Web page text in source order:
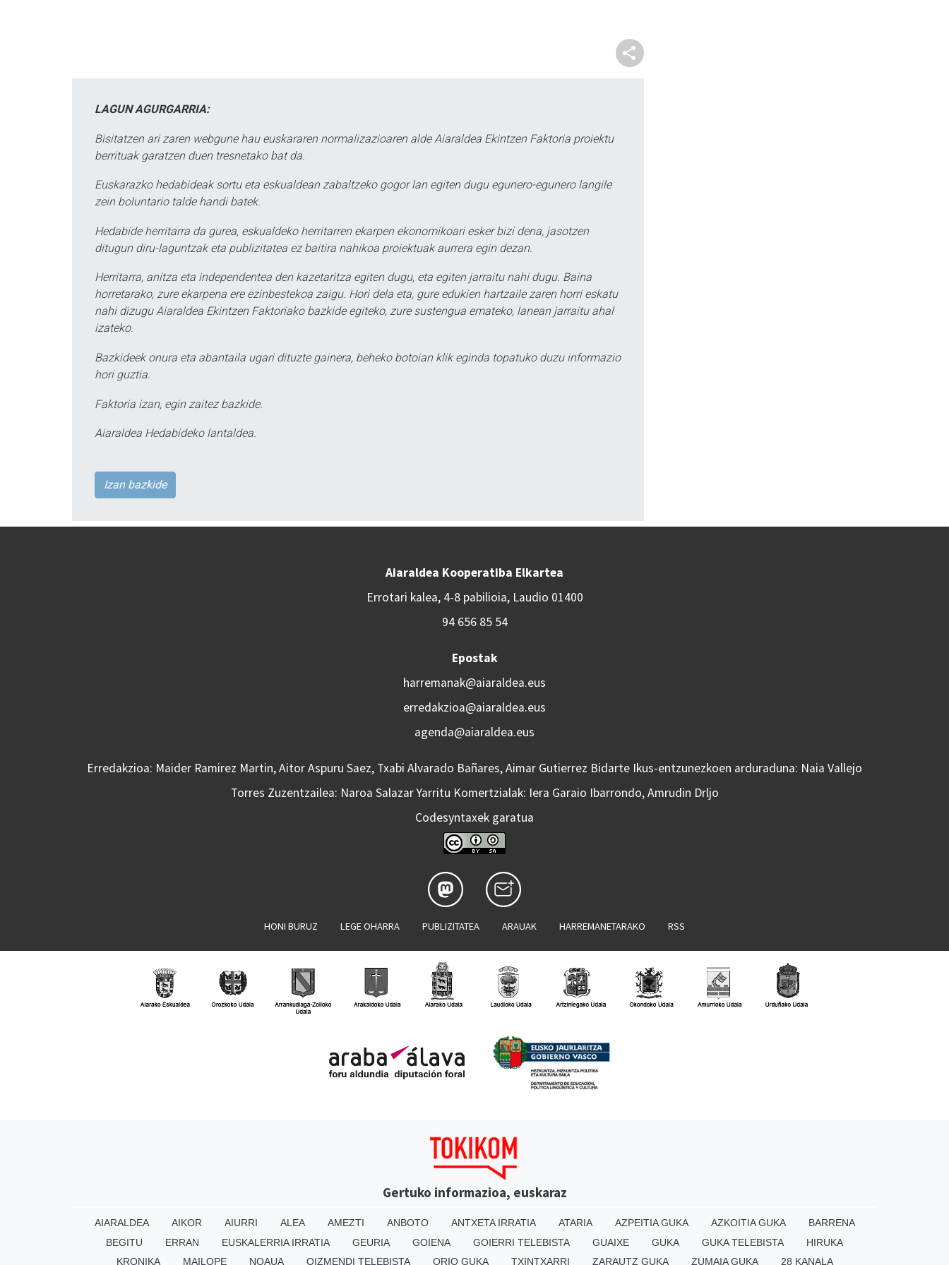
LAGUN AGURGARRIA:
Bisitatzen ari zaren webgune hau euskararen normalizazioaren alde Aiaraldea Ekintzen Faktoria proiektu
berrituak garatzen duen tresnetako bat da.
Euskarazko hedabideak sortu eta eskualdean zabaltzeko gogor lan egiten dugu egunero-egunero langile
zein boluntario talde handi batek.
Hedabide herritarra da gurea, eskualdeko herritarren ekarpen ekonomikoari esker bizi dena, jasotzen
ditugun diru-laguntzak eta publizitatea ez baitira nahikoa proiektuak aurrera egin dezan.
Herritarra, anitza eta independentea den kazetaritza egiten dugu, eta egiten jarraitu nahi dugu. Baina
horretarako, zure ekarpena ere ezinbestekoa zaigu. Hori dela eta, gure edukien hartzaile zaren horri eskatu
nahi dizugu Aiaraldea Ekintzen Faktoriako bazkide egiteko, zure sustengua emateko, lanean jarraitu ahal
izateko.
Bazkideek onura eta abantaila ugari dituzte gainera, beheko botoian klik eginda topatuko duzu informazio
hori guztia.
Faktoria izan, egin zaitez bazkide.
Aiaraldea Hedabideko lantaldea.
Izan bazkide
Aiaraldea Kooperatiba Elkartea
Errotari kalea, 4-8 pabilioia, Laudio 01400
94 656 85 54
Epostak
harremanak@aiaraldea.eus
erredakzioa@aiaraldea.eus
agenda@aiaraldea.eus
Erredakzioa: Maider Ramirez Martin, Aitor Aspuru Saez, Txabi Alvarado Bañares, Aimar Gutierrez Bidarte Ikus-entzunezkoen arduraduna: Naia Vallejo
Torres Zuzentzailea: Naroa Salazar Yarritu Komertzialak: Iera Garaio Ibarrondo, Amrudin Drljo
Codesyntaxek garatua
HONI BURUZ LEGE OHARRA PUBLIZITATEA ARAUAK HARREMANETARAKO RSS
Gertuko informazioa, euskaraz
AIARALDEA AIKOR AIURRI ALEA AMEZTI ANBOTO ANTXETA IRRATIA ATARIA AZPEITIA GUKA AZKOITIA GUKA
BARRENA
BEGITU
ERRAN EUSKALERRIA IRRATIA GEURIA GOIENA GOIERRI TELEBISTA GUAIXE GUKA GUKA TELEBISTA
HIRUKA
KRONIKA
MAILOPE NOAUA OIZMENDI TELEBISTA ORIO GUKA TXINTXARRI ZARAUTZ GUKA ZUMAIA GUKA 28 KANALA